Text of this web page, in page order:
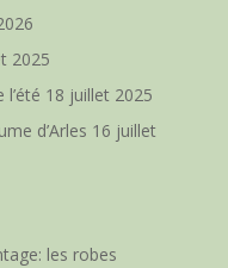
2025
18 juillet 2025
d’Arles 16 juillet
les robes